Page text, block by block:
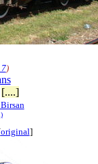
)
[....]
original]